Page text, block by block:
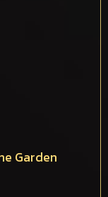
Garden